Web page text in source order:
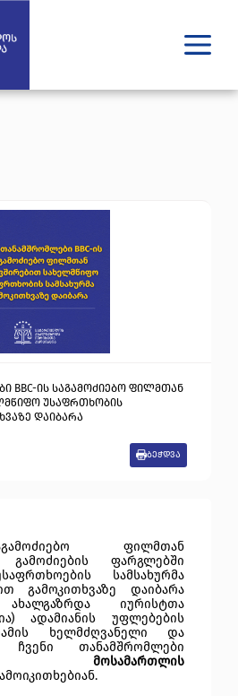
ვაკეთებთ
მედია
GEEN
BBC-ის საგამოძიებო ფილმთან
უსაფრთხობის
დაიბარა
ბეჭდვა
ფილმთან
გამოძიების ფარგლებში
სამსახურმა
გამოკითხვაზე დაიბარა
იურისტთა
ადამიანის უფლებების
ხელმძღვანელი და
ჩვენი თანამშრომლები
მოსამართლის